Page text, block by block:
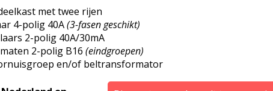
met twee rijen
4-polig 40A(3-fasen geschikt)
2-polig 40A/30mA
2-polig B16 (eindgroepen)
en/of beltransformator